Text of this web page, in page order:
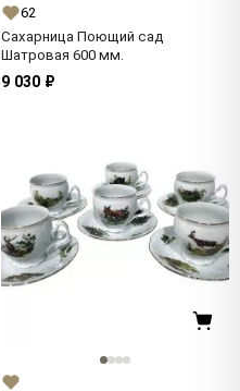
62
Сахарница Поющий сад
Шатровая 600 мм.
9 030 ₽